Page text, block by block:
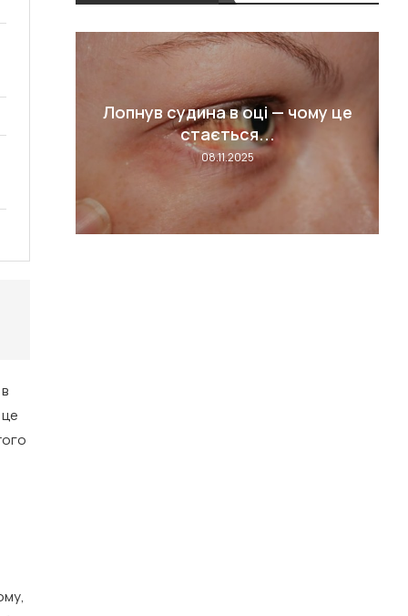
Лопнув судина в оці — чому це
стається...
08.11.2025